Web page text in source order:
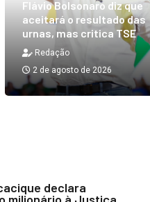
Flávio Bolsonaro diz que
aceitará o resultado das
urnas, mas critica TSE
Redação
2 de agosto de 2026
declara